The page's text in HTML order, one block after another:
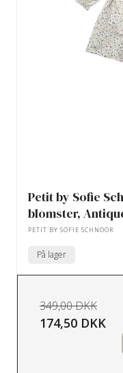
Petit by Sofie
blomster,
PETIT BY SOFIE SCHNOOR
På lager
349,00 DKK
174,50 DKK